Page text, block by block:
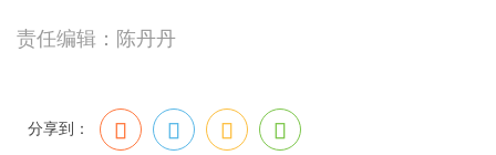
责任编辑：陈丹丹
分享到：